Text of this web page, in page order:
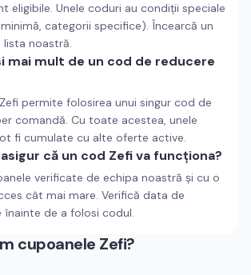
eligibile. Unele coduri au condiții speciale
categorii specifice). Încearcă un
noastră.
mai mult de un cod de reducere
permite folosirea unui singur cod de
comandă. Cu toate acestea, unele
fi cumulate cu alte oferte active.
că un cod Zefi va funcționa?
verificate de echipa noastră și cu o
cât mai mare. Verifică data de
înainte de a folosi codul.
cupoanele Zefi?